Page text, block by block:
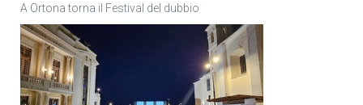
A Ortona torna il Festival del dubbio